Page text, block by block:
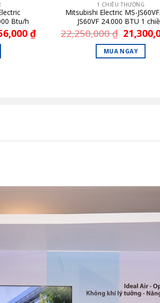
Btu/h
₫.
₫Giá
hiện
1 CHIỀU THƯỜNG
Mitsubishi Electric MS-
JS60VF 24.000 BTU 1
22,250,000₫ Giá
gốc
là:
22,250,000
MUA NGAY